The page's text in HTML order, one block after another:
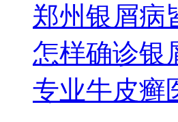
郑州银屑病
怎样确诊银
专业牛皮癣